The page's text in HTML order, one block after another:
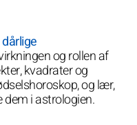
og rollen af
kvadrater og
og lær,
i astrologien.